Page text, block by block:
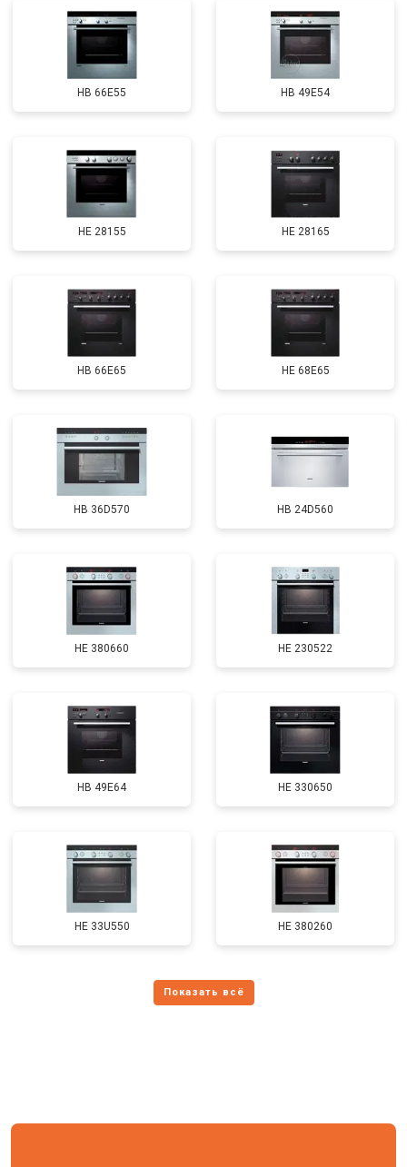
HB 66E55 HB 49E54
HE 28155 HE 28165
HB 66E65 HE 68E65
HB 36D570 HB 24D560
HE 380660 HE 230522
HB 49E64 HE 330650
HE 33U550 HE 380260